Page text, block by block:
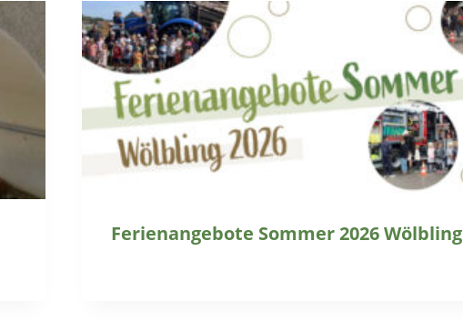
Ferienangebote Sommer 2026 Wölbling